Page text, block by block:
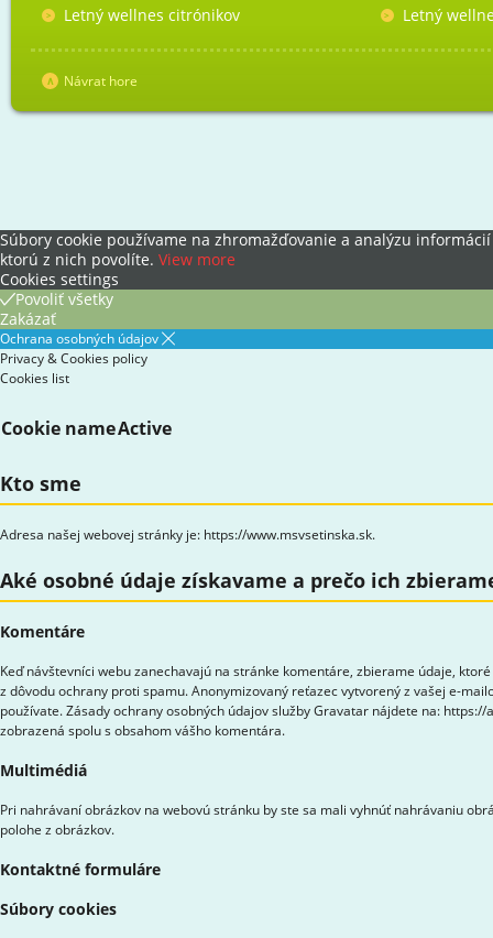
Letný wellnes citrónikov
Letný
Návrat hore
Súbory cookie používame na zhromažďovanie a analýzu
ktorú z nich povolíte. View more
Cookies settings
Povoliť všetky
Zakázať
Ochrana osobných údajov
Privacy & Cookies policy
Cookies list
Cookie nameActive
Kto sme
Adresa našej webovej stránky je: https://www.msvsetinska.sk.
Aké osobné údaje získavame a prečo ich
Komentáre
Keď návštevníci webu zanechavajú na stránke komentáre, zbierame údaje,
z dôvodu ochrany proti spamu. Anonymizovaný reťazec vytvorený z vašej e-
používate. Zásady ochrany osobných údajov služby Gravatar nájdete na:
zobrazená spolu s obsahom vášho komentára.
Multimédiá
Pri nahrávaní obrázkov na webovú stránku by ste sa mali vyhnúť nahrávaniu
polohe z obrázkov.
Kontaktné formuláre
Súbory cookies